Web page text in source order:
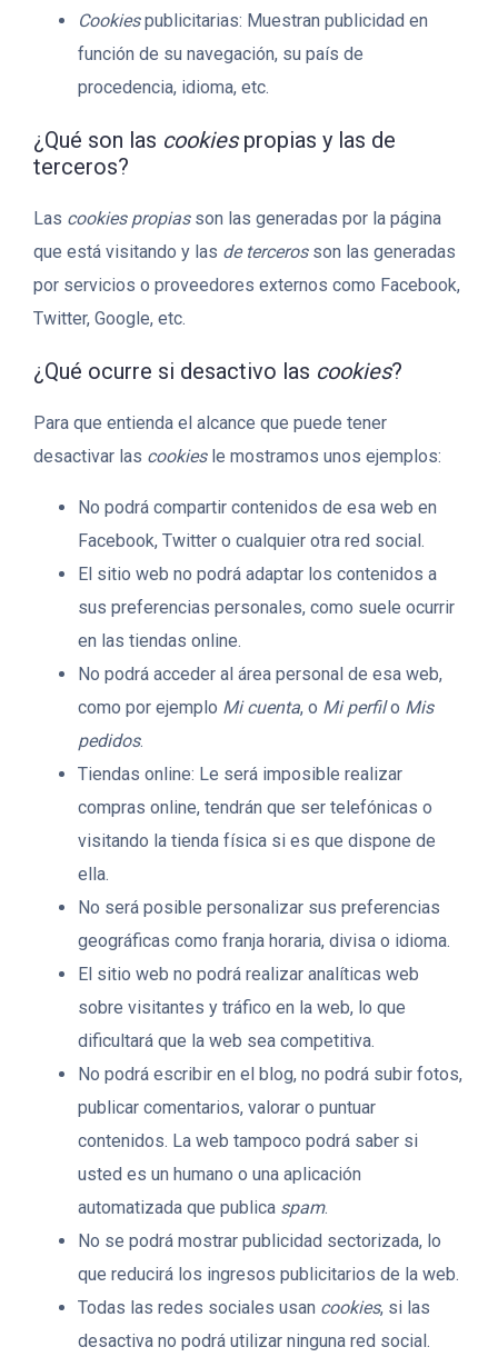
Cookiespublicitarias: Muestran publicidad en
función de su navegación, su país de
procedencia, idioma, etc.
¿Qué son las cookiespropias y las de
terceros?
Las cookies propiasson las generadas por la página
que está visitando y las de tercerosson las generadas
por servicios o proveedores externos como Facebook,
Twitter, Google, etc.
¿Qué ocurre si desactivo las cookies?
Para que entienda el alcance que puede tener
desactivar las cookiesle mostramos unos ejemplos:
No podrá compartir contenidos de esa web en
Facebook, Twitter o cualquier otra red social.
El sitio web no podrá adaptar los contenidos a
sus preferencias personales, como suele ocurrir
en las tiendas online.
No podrá acceder al área personal de esa web,
como por ejemplo Mi cuenta, o Mi perfilo Mis
pedidos.
Tiendas online: Le será imposible realizar
compras online, tendrán que ser telefónicas o
visitando la tienda física si es que dispone de
ella.
No será posible personalizar sus preferencias
geográficas como franja horaria, divisa o idioma.
El sitio web no podrá realizar analíticas web
sobre visitantes y tráfico en la web, lo que
dificultará que la web sea competitiva.
No podrá escribir en el blog, no podrá subir fotos,
publicar comentarios, valorar o puntuar
contenidos. La web tampoco podrá saber si
usted es un humano o una aplicación
automatizada que publica spam.
No se podrá mostrar publicidad sectorizada, lo
que reducirá los ingresos publicitarios de la web.
Todas las redes sociales usan cookies, si las
desactiva no podrá utilizar ninguna red social.